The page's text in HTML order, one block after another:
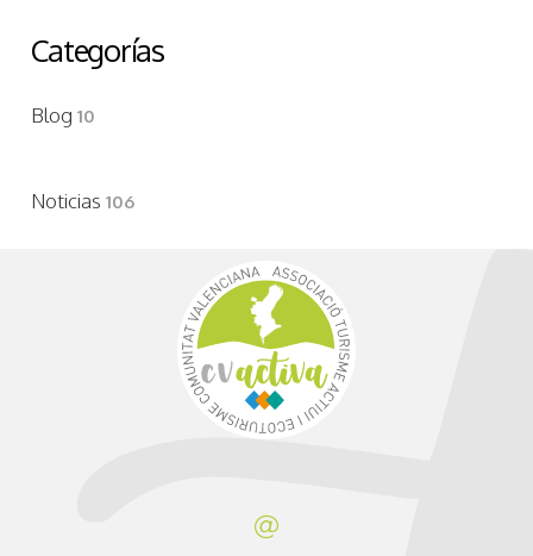
Categorías
Blog 10
Noticias 106